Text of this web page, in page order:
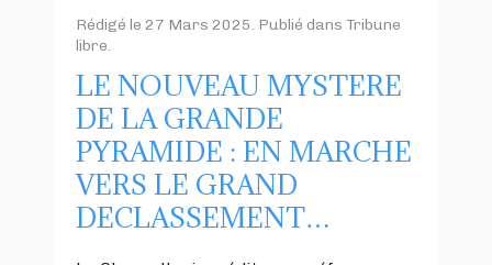
Rédigé le 27 Mars 2025. Publié dans Tribune
libre.
LE NOUVEAU MYSTERE
DE LA GRANDE
PYRAMIDE : EN MARCHE
VERS LE GRAND
DECLASSEMENT…